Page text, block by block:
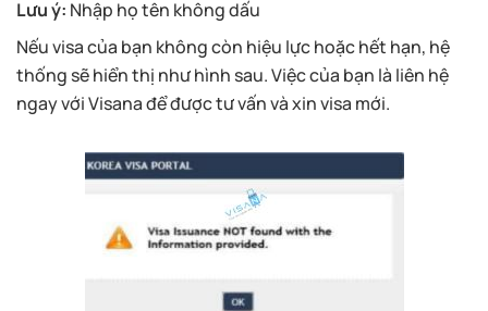
Lưu ý: Nhập họ tên không dấu
Nếu visa của bạn không còn hiệu lực hoặc hết hạn, hệ
thống sẽ hiển thị như hình sau. Việc của bạn là liên hệ
ngay với Visana để được tư vấn và xin visa mới.